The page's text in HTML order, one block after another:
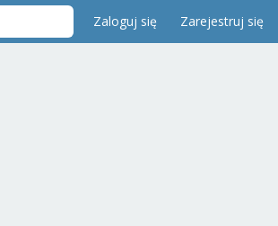
Zaloguj się Zarejestruj się